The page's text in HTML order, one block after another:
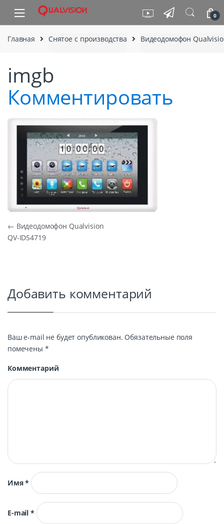
Skip to navigation
Skip to content
0
Главная Снятое с производства Видеодомофон
imgb
Комментировать
Навигация по записям
← Видеодомофон Qualvision
QV-IDS4719
Добавить комментарий
Ваш e-mail не будет опубликован. Обязательные поля
помечены *
Комментарий
Имя*
E-mail*